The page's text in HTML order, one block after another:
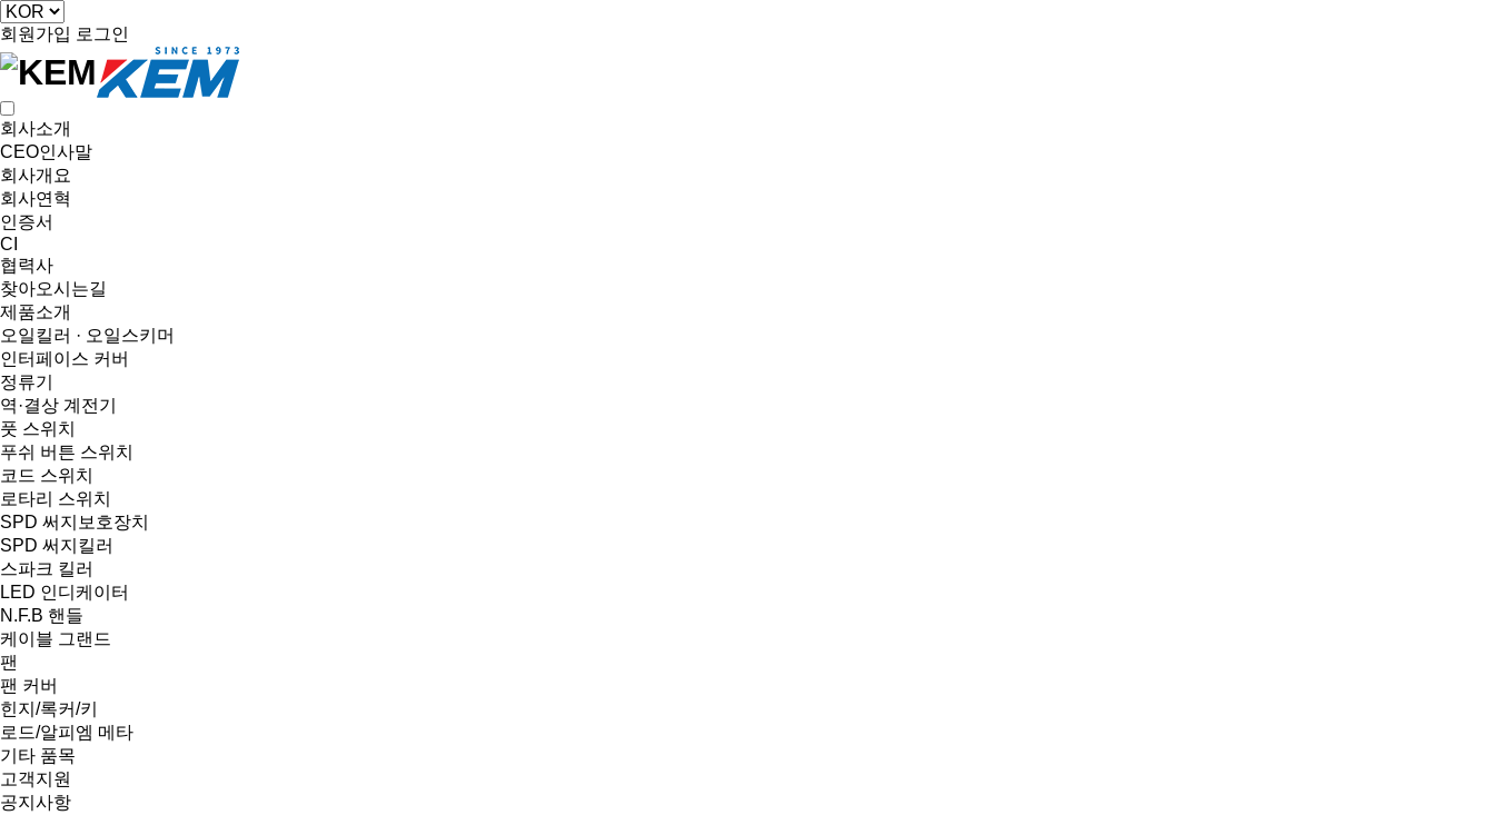
회원가입 로그인
회사소개
CEO인사말
회사개요
회사연혁
인증서
CI
협력사
찾아오시는길
제품소개
오일킬러 · 오일스키머
인터페이스 커버
정류기
역·결상 계전기
풋 스위치
푸쉬 버튼 스위치
코드 스위치
로타리 스위치
SPD 써지보호장치
SPD 써지킬러
스파크 킬러
LED 인디케이터
N.F.B 핸들
케이블 그랜드
팬
팬 커버
힌지/록커/키
로드/알피엠 메타
기타 품목
고객지원
공지사항